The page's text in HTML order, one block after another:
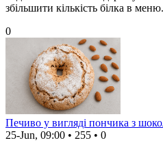
збільшити кількість білка в меню.
0
Печиво у вигляді пончика з
25-Jun, 09:00 • 255 • 0